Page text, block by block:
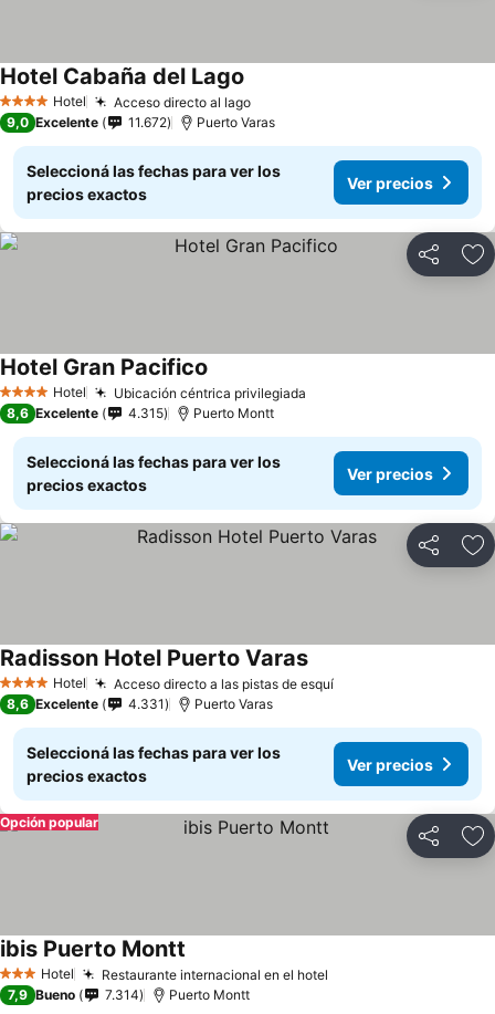
4 EstrellasHotel Acceso directo al lagoVer precios
Hotel Cabaña del Lago
9,0 Excelente 11.672 Puerto Varas
Seleccioná las fechas para ver los
precios exactos
Ver precios
Compartir
4 EstrellasHotel Ubicación céntrica privilegiada
Hotel Gran Pacifico
8,6 Excelente 4.315 Puerto Montt
Seleccioná las fechas para ver los
precios exactos
Ver precios
Compartir
4 EstrellasHotel Acceso directo a las pistas de esquíVer precios
Radisson Hotel Puerto VarasVer precios
8,6 Excelente 4.331 Puerto Varas
Seleccioná las fechas para ver los
precios exactos
Ver precios
Compartir
Opción popular
3 Estrellas
Hotel Restaurante internacional en el hotel
ibis Puerto Montt
7,9 Bueno 7.314 Puerto Montt